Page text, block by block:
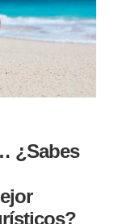
¿Sabes